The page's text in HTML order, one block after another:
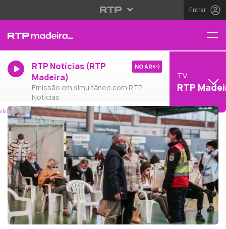
Entrar
RTP Notícias (RTP
Madeira)
Emissão em simultâneo com RTP
Notícias
NO AR
TV
RTP